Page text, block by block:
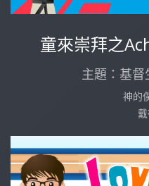
童來崇拜之
主題：基
神的